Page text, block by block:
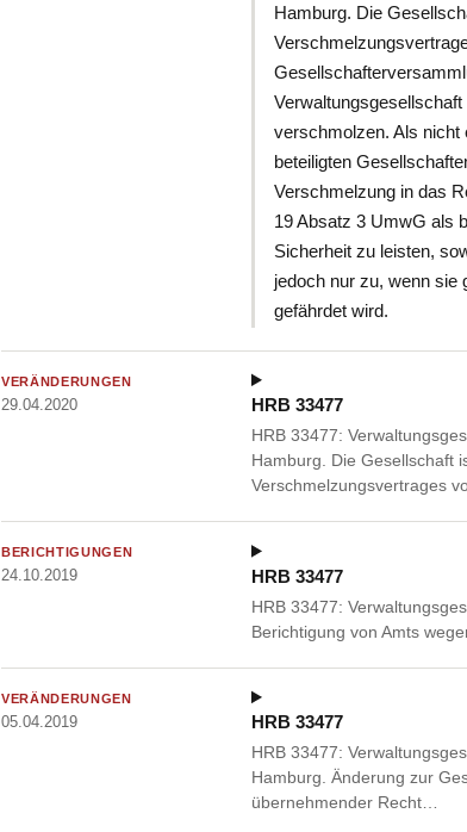
Hamburg. Die
verschmolzen. Als nicht
beteiligten
Verschmelzung in das
19 Absatz 3 UmwG als
Sicherheit zu leisten,
jedoch nur zu, wenn sie
gefährdet wird.
VERÄNDERUNGEN
29.04.2020 HRB 33477
HRB 33477:
Hamburg. Die Gesellschaft
Verschmelzungsvertrages
BERICHTIGUNGEN
24.10.2019 HRB 33477
HRB 33477:
Berichtigung von Amts
VERÄNDERUNGEN
05.04.2019 HRB 33477
HRB 33477:
Hamburg. Änderung zur
übernehmender Recht…